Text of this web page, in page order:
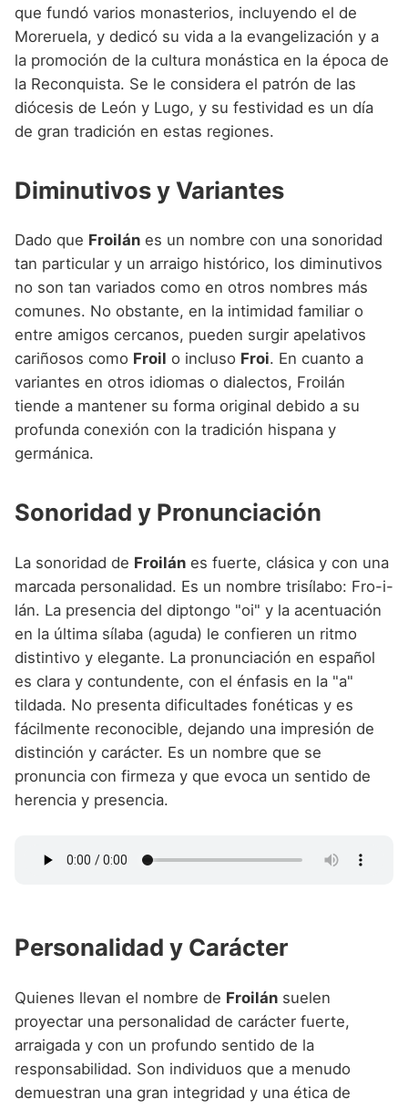
que fundó varios monasterios, incluyendo el de
Moreruela, y dedicó su vida a la evangelización y a
la promoción de la cultura monástica en la época de
la Reconquista. Se le considera el patrón de las
diócesis de León y Lugo, y su festividad es un día
de gran tradición en estas regiones.
Diminutivos y Variantes
Dado que Froilán es un nombre con una sonoridad
tan particular y un arraigo histórico, los diminutivos
no son tan variados como en otros nombres más
comunes. No obstante, en la intimidad familiar o
entre amigos cercanos, pueden surgir apelativos
cariñosos como Froil o incluso Froi. En cuanto a
variantes en otros idiomas o dialectos, Froilán
tiende a mantener su forma original debido a su
profunda conexión con la tradición hispana y
germánica.
Sonoridad y Pronunciación
La sonoridad de Froilán es fuerte, clásica y con una
marcada personalidad. Es un nombre trisílabo: Fro-i-
lán. La presencia del diptongo "oi" y la acentuación
en la última sílaba (aguda) le confieren un ritmo
distintivo y elegante. La pronunciación en español
es clara y contundente, con el énfasis en la "a"
tildada. No presenta dificultades fonéticas y es
fácilmente reconocible, dejando una impresión de
distinción y carácter. Es un nombre que se
pronuncia con firmeza y que evoca un sentido de
herencia y presencia.
Personalidad y Carácter
Quienes llevan el nombre de Froilán suelen
proyectar una personalidad de carácter fuerte,
arraigada y con un profundo sentido de la
responsabilidad. Son individuos que a menudo
demuestran una gran integridad y una ética de